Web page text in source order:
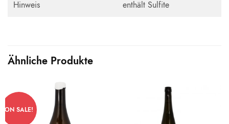
Hinweis
enthält Sulfite
Ähnliche Produkte
ON SALE!